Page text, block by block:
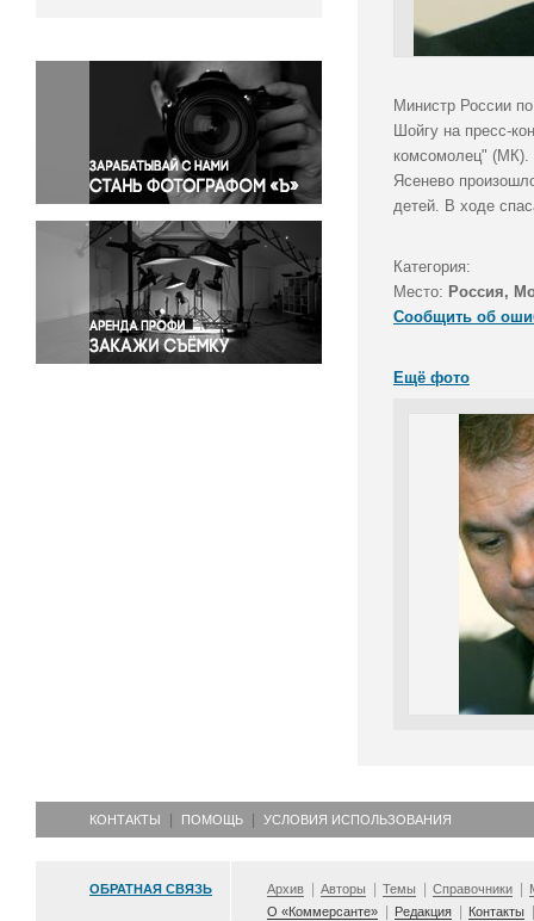
Окружающая среда
Политика
Правосудие
Происшествия и конфликты
Религия
Светская жизнь
Спорт
Экология
Экономика и бизнес
Министр России
Шойгу на пресс-
комсомолец" (МК).
Ясенево
детей. В ходе
Категория:
Место: Россия,
Сообщить об
Ещё фото
КОНТАКТЫ ПОМОЩЬ УСЛОВИЯ ИСПОЛЬЗОВАНИЯ
ОБРАТНАЯ СВЯЗЬ Архив Авторы Темы Справочники
О «Коммерсанте»
Редакция Контакты